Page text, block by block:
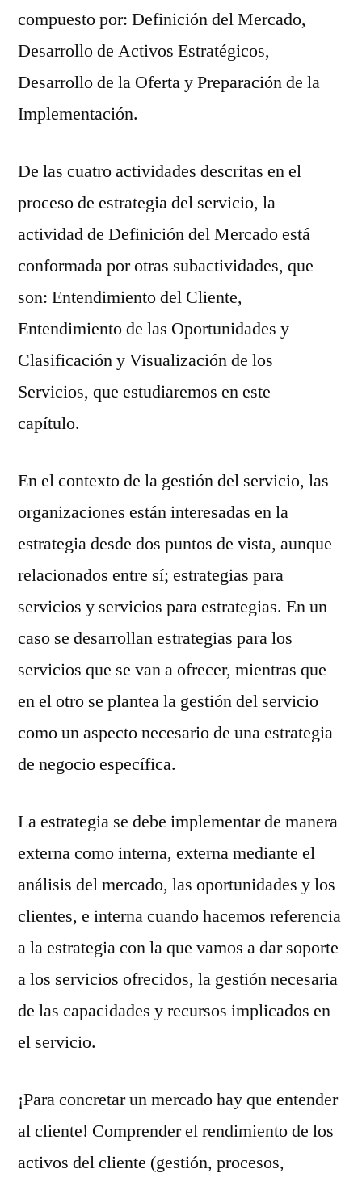
compuesto por: Definición del Mercado,
Desarrollo de Activos Estratégicos,
Desarrollo de la Oferta y Preparación de la
Implementación.
De las cuatro actividades descritas en el
proceso de estrategia del servicio, la
actividad de Definición del Mercado está
conformada por otras subactividades, que
son: Entendimiento del Cliente,
Entendimiento de las Oportunidades y
Clasificación y Visualización de los
Servicios, que estudiaremos en este
capítulo.
En el contexto de la gestión del servicio, las
organizaciones están interesadas en la
estrategia desde dos puntos de vista, aunque
relacionados entre sí; estrategias para
servicios y servicios para estrategias. En un
caso se desarrollan estrategias para los
servicios que se van a ofrecer, mientras que
en el otro se plantea la gestión del servicio
como un aspecto necesario de una estrategia
de negocio específica.
La estrategia se debe implementar de manera
externa como interna, externa mediante el
análisis del mercado, las oportunidades y los
clientes, e interna cuando hacemos referencia
a la estrategia con la que vamos a dar soporte
a los servicios ofrecidos, la gestión necesaria
de las capacidades y recursos implicados en
el servicio.
¡Para concretar un mercado hay que entender
al cliente! Comprender el rendimiento de los
activos del cliente (gestión, procesos,